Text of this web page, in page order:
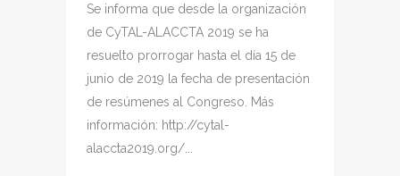
Se informa que desde la organización
de CyTAL-ALACCTA 2019 se ha
resuelto prorrogar hasta el día 15 de
junio de 2019 la fecha de presentación
de resúmenes al Congreso. Más
información: http://cytal-
alaccta2019.org/...